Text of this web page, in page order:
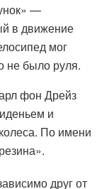
—
в движение
мог
не было руля.
фон Дрейз
и
По имени
друг от